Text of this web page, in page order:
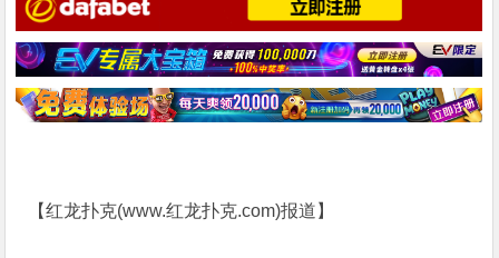
【红龙扑克(www.红龙扑克.com)报道】